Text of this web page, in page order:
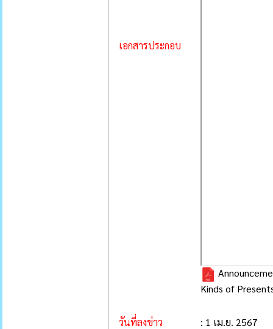
เอกสารประกอบ
Kinds of
วันที่ลงข่าว
: 1 เม.ย. 2567